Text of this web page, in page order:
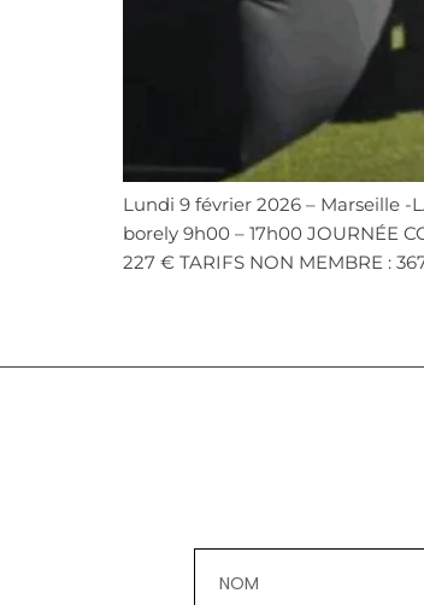
Lundi 9 février 2026 – Marseille -
borely 9h00 – 17h00 JOURNÉE
227 € TARIFS NON MEMBRE :